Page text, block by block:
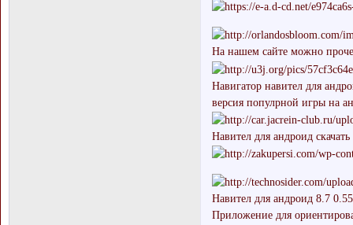
На нашем сайте можно
Навигатор навител для
версия популрной игры на
Навител для андроид
Навител для андроид 8.7
Приложение для